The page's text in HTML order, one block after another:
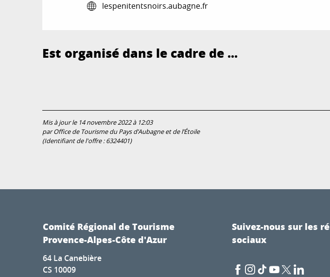
lespenitentsnoirs.aubagne.fr
Est organisé dans le cadre de ...
Mis à jour le 14 novembre 2022 à 12:03
par Office de Tourisme du Pays d’Aubagne et de l’Étoile
(Identifiant de l'offre :6324401)
Comité Régional de Tourisme
Provence-Alpes-Côte d'Azur
64 La Canebière
CS 10009
Suivez-nous sur les
sociaux